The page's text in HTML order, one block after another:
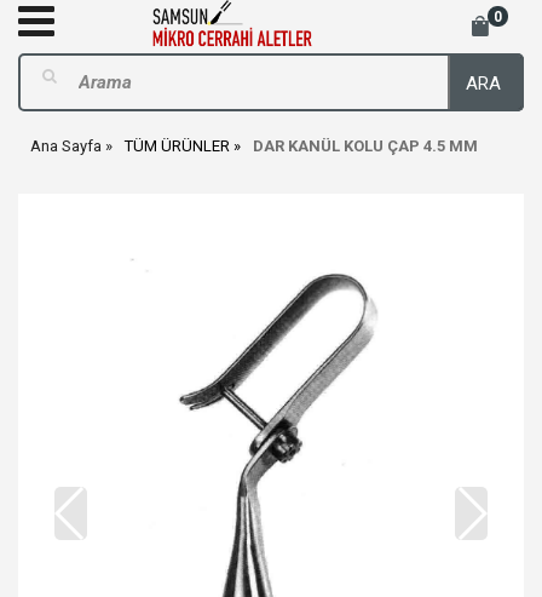
0
ARA
Ana Sayfa TÜM ÜRÜNLER DAR KANÜL KOLU ÇAP 4.5 MM